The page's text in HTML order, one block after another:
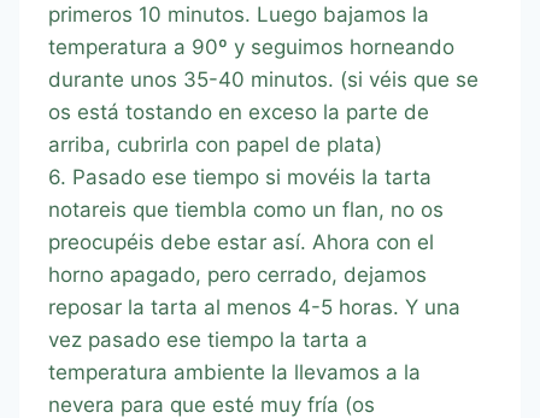
primeros 10 minutos. Luego bajamos la
temperatura a 90º y seguimos horneando
durante unos 35-40 minutos. (si véis que se
os está tostando en exceso la parte de
arriba, cubrirla con papel de plata)
6. Pasado ese tiempo si movéis la tarta
notareis que tiembla como un flan, no os
preocupéis debe estar así. Ahora con el
horno apagado, pero cerrado, dejamos
reposar la tarta al menos 4-5 horas. Y una
vez pasado ese tiempo la tarta a
temperatura ambiente la llevamos a la
nevera para que esté muy fría (os